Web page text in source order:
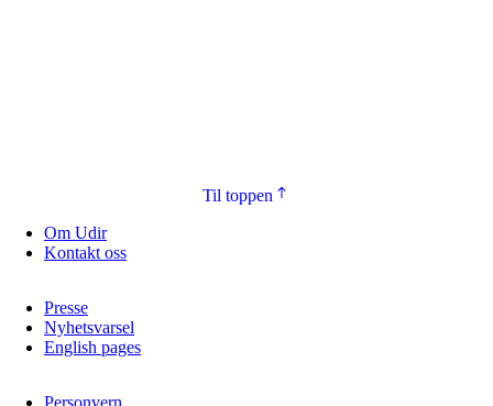
Til toppen
Om Udir
Kontakt oss
Presse
Nyhetsvarsel
English pages
Personvern